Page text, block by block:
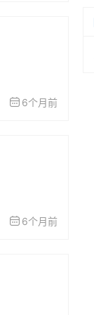
6个月前
6个月前